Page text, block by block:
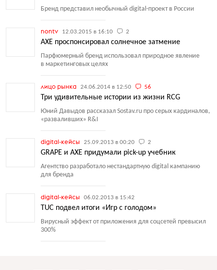
Бренд представил необычный digital-проект в России
nontv 12.03.2015 в 16:10 2
AXE проспонсировал солнечное затмение
Парфюмерный бренд использовал природное явление
в маркетинговых целях
лицо рынка 24.06.2014 в 12:50 56
Три удивительные истории из жизни RCG
Юний Давыдов рассказал Sostav.ru про серых кардиналов,
«разваливших» R&I
digital-кейсы 25.09.2013 в 00:20 2
GRAPE и AXE придумали pick-up учебник
Агентство разработало нестандартную digital кампанию
для бренда
digital-кейсы 06.02.2013 в 15:42
TUC подвел итоги «Игр с голодом»
Вирусный эффект от приложения для соцсетей превысил
300%